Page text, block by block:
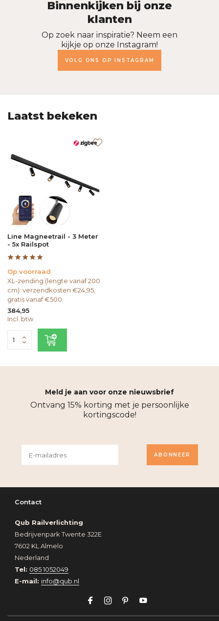
Binnenkijken bij onze
klanten
Op zoek naar inspiratie? Neem een
kijkje op onze Instagram!
VOLG ONS OP INSTAGRAM
Laatst bekeken
Line Magneetrail - 3 Meter
- 5x Railspot
Op voorraad
XL-zending (lengte vanaf 200
cm): verzendkosten €24,95,
gratis vanaf €500.
384,95
Incl. btw
Meld je aan voor onze nieuwsbrief
Ontvang 15% korting met je persoonlijke
kortingscode!
ABONNEER
Contact
Qub Railverlichting
Bedrijvenpark Twente 322E
7602 KL Almelo
Nederland
Tel: 085 1052049
E-mail: info@qub.nl